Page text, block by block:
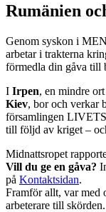
Rumänien
Genom syskon i
arbetar i trakterna
förmedla din gåva till
I Irpen, en mindre
Kiev, bor och verkar
församlingen
till följd av kriget –
Midnattsropet
Vill du ge en gåva?
på Kontaktsidan.
Framför allt, var med
arbeterare till skörden.